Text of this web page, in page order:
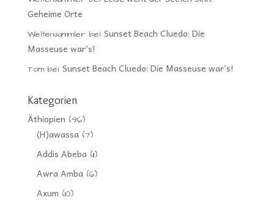
Geheime Orte
Weltensammlerbei Sunset Beach Cluedo: Die
Masseuse war’s!
Tombei Sunset Beach Cluedo: Die Masseuse war’s!
Kategorien
Äthiopien (96)
(H)awassa(7)
Addis Abeba(11)
Awra Amba(6)
Axum (10)